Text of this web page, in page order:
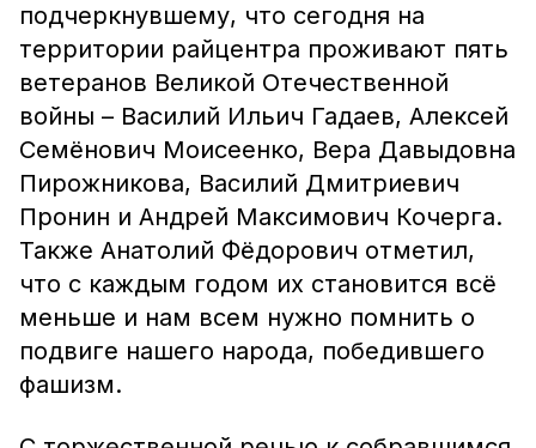
подчеркнувшему, что сегодня на
территории райцентра проживают пять
ветеранов Великой Отечественной
войны – Василий Ильич Гадаев, Алексей
Семёнович Моисеенко, Вера Давыдовна
Пирожникова, Василий Дмитриевич
Пронин и Андрей Максимович Кочерга.
Также Анатолий Фёдорович отметил,
что с каждым годом их становится всё
меньше и нам всем нужно помнить о
подвиге нашего народа, победившего
фашизм.